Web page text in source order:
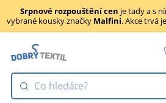
Srpnové rozpouštění cen je tady a s
vybrané kousky značky Malfini. Akce trvá